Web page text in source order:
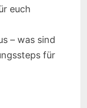
euch
– was sind
für